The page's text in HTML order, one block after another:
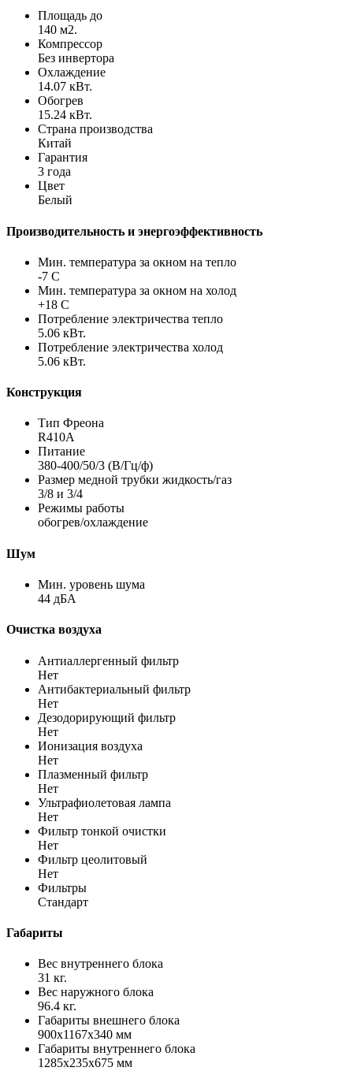
Площадь до
140 м2.
Компрессор
Без инвертора
Охлаждение
14.07 кВт.
Обогрев
15.24 кВт.
Страна производства
Китай
Гарантия
3 года
Цвет
Белый
Производительность и энергоэффективность
Мин. температура за окном на тепло
-7 С
Мин. температура за окном на холод
+18 С
Потребление электричества тепло
5.06 кВт.
Потребление электричества холод
5.06 кВт.
Конструкция
Тип Фреона
R410A
Питание
380-400/50/3 (В/Гц/ф)
Размер медной трубки жидкость/газ
3/8 и 3/4
Режимы работы
обогрев/охлаждение
Шум
Мин. уровень шума
44 дБА
Очистка воздуха
Антиаллергенный фильтр
Нет
Антибактериальный фильтр
Нет
Дезодорирующий фильтр
Нет
Ионизация воздуха
Нет
Плазменный фильтр
Нет
Ультрафиолетовая лампа
Нет
Фильтр тонкой очистки
Нет
Фильтр цеолитовый
Нет
Фильтры
Стандарт
Габариты
Вес внутреннего блока
31 кг.
Вес наружного блока
96.4 кг.
Габариты внешнего блока
900x1167x340 мм
Габариты внутреннего блока
1285x235x675 мм